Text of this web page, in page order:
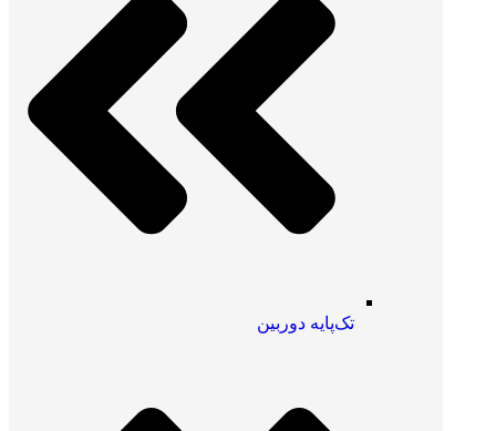
تک‌پایه دوربین